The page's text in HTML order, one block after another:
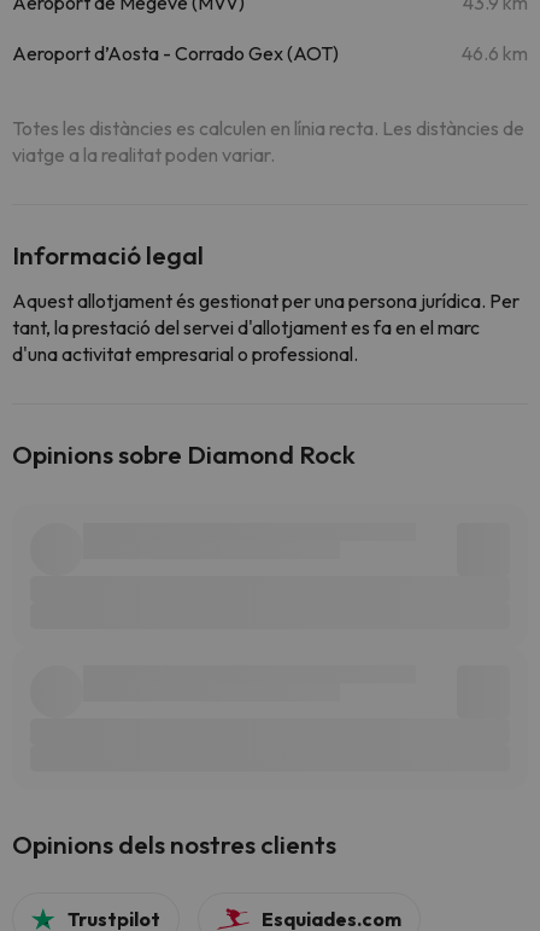
Aeroport d’Aosta - Corrado Gex (AOT) 46.6 km
Totes les distàncies es calculen en línia recta. Les distàncies de
viatge a la realitat poden variar.
Informació legal
Aquest allotjament és gestionat per una persona jurídica. Per
tant, la prestació del servei d'allotjament es fa en el marc
d'una activitat empresarial o professional.
Opinions sobre Diamond Rock
Opinions dels nostres clients
Trustpilot Esquiades.com